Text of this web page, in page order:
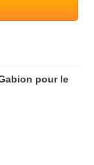
pour le